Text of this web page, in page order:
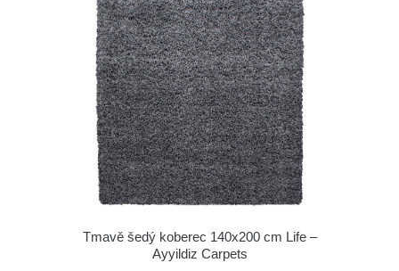
Tmavě šedý koberec 140x200 cm Life –
Ayyildiz Carpets